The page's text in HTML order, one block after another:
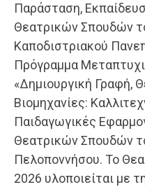
Παράσταση,
Θεατρικών Σπουδών
Καποδιστριακού
Πρόγραμμα
«Δημιουργική Γραφή,
Βιομηχανίες:
Παιδαγωγικές
Θεατρικών Σπουδών
Πελοποννήσου. Το
2026 υλοποιείται με